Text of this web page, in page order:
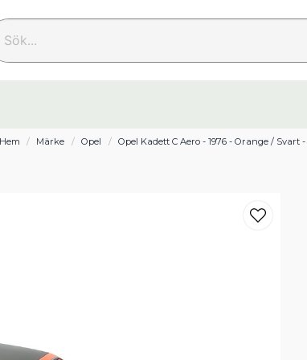
Märke Opel Opel Kadett C Aero - 1976 - Orange / Svart -